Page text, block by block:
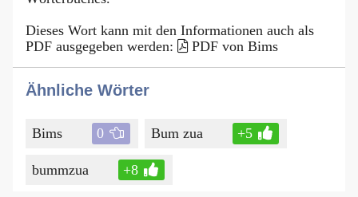
Dieses Wort kann mit den Informationen auch als
PDF ausgegeben werden:
PDF von Bims
Ähnliche Wörter
Bims 0 Bum zua +5
bummzua +8